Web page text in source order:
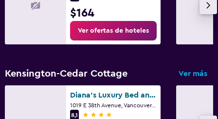
$164
Ver ofertas de hoteles
Kensington-Cedar Cottage Ver más
Diana's Luxury Bed and Breakfast
1019 E 38th Avenue, Vancouver, BC
8,1
4 estrellas